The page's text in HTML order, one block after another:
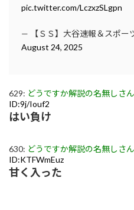
pic.twitter.com/LczxzSLgpn
— 【ＳＳ】大谷速報＆スポー
August 24, 2025
629: どうですか解説の名無しさん
ID:9j/Iouf2
はい負け
630: どうですか解説の名無しさん
ID:KTFWmEuz
甘く入った